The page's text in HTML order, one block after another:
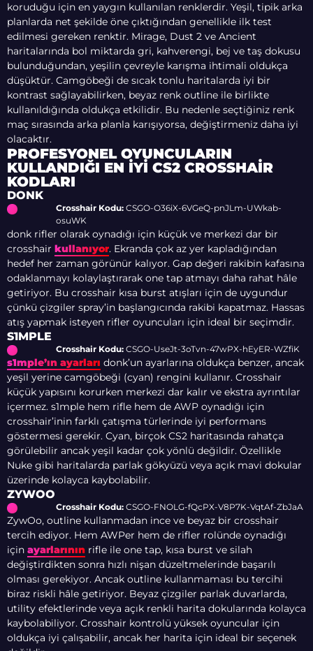
koruduğu için en yaygın kullanılan renklerdir. Yeşil, tipik arka
planlarda net şekilde öne çıktığından genellikle ilk test
edilmesi gereken renktir. Mirage, Dust 2 ve Ancient
haritalarında bol miktarda gri, kahverengi, bej ve taş dokusu
bulunduğundan, yeşilin çevreyle karışma ihtimali oldukça
düşüktür. Camgöbeği de sıcak tonlu haritalarda iyi bir
kontrast sağlayabilirken, beyaz renk outline ile birlikte
kullanıldığında oldukça etkilidir. Bu nedenle seçtiğiniz renk
maç sırasında arka planla karışıyorsa, değiştirmeniz daha iyi
olacaktır.
PROFESYONEL OYUNCULARIN
KULLANDIĞI EN İYI CS2 CROSSHAIR
KODLARI
DONK
Crosshair Kodu: CSGO-O36iX-6VGeQ-pnJLm-UWkab-
osuWK
donk rifler olarak oynadığı için küçük ve merkezi dar bir
crosshair kullanıyor. Ekranda çok az yer kapladığından
hedef her zaman görünür kalıyor. Gap değeri rakibin kafasına
odaklanmayı kolaylaştırarak one tap atmayı daha rahat hâle
getiriyor. Bu crosshair kısa burst atışları için de uygundur
çünkü çizgiler spray’in başlangıcında rakibi kapatmaz. Hassas
atış yapmak isteyen rifler oyuncuları için ideal bir seçimdir.
S1MPLE
Crosshair Kodu: CSGO-UseJt-3oTvn-47wPX-hEyER-WZfiK
s1mple’ın ayarları donk’un ayarlarına oldukça benzer, ancak
yeşil yerine camgöbeği (cyan) rengini kullanır. Crosshair
küçük yapısını korurken merkezi dar kalır ve ekstra ayrıntılar
içermez. s1mple hem rifle hem de AWP oynadığı için
crosshair’inin farklı çatışma türlerinde iyi performans
göstermesi gerekir. Cyan, birçok CS2 haritasında rahatça
görülebilir ancak yeşil kadar çok yönlü değildir. Özellikle
Nuke gibi haritalarda parlak gökyüzü veya açık mavi dokular
üzerinde kolayca kaybolabilir.
ZYWOO
Crosshair Kodu: CSGO-FNOLG-fQcPX-V8P7K-VqtAf-ZbJaA
ZywOo, outline kullanmadan ince ve beyaz bir crosshair
tercih ediyor. Hem AWPer hem de rifler rolünde oynadığı
için ayarlarının rifle ile one tap, kısa burst ve silah
değiştirdikten sonra hızlı nişan düzeltmelerinde başarılı
olması gerekiyor. Ancak outline kullanmaması bu tercihi
biraz riskli hâle getiriyor. Beyaz çizgiler parlak duvarlarda,
utility efektlerinde veya açık renkli harita dokularında kolayca
kaybolabiliyor. Crosshair kontrolü yüksek oyuncular için
oldukça iyi çalışabilir, ancak her harita için ideal bir seçenek